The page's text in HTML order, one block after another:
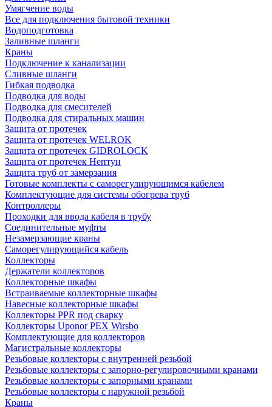
Умягчение воды
Все для подключения бытовой техники
Водоподготовка
Заливные шланги
Краны
Подключение к канализации
Сливные шланги
Гибкая подводка
Подводка для воды
Подводка для смесителей
Подводка для стиральных машин
Защита от протечек
Защита от протечек WELROK
Защита от протечек GIDROLOCK
Защита от протечек Нептун
Защита труб от замерзания
Готовые комплекты с саморегулирующимся кабелем
Комплектующие для системы обогрева труб
Контроллеры
Проходки для ввода кабеля в трубу
Соединительные муфты
Незамерзающие краны
Саморегулирующийся кабель
Коллекторы
Держатели коллекторов
Коллекторные шкафы
Встраиваемые коллекторные шкафы
Навесные коллекторные шкафы
Коллекторы PPR под сварку
Коллекторы Uponor PEX Wirsbo
Комплектующие для коллекторов
Магистральные коллекторы
Резьбовые коллекторы с внутренней резьбой
Резьбовые коллекторы с запорно-регулировочными кранами
Резьбовые коллекторы с запорными кранами
Резьбовые коллекторы с наружной резьбой
Краны